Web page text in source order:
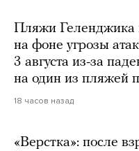
Пляжи Геленджика
на фоне угрозы
3 августа из-за
на один из пляжей
18 часов назад
«Верстка»: после